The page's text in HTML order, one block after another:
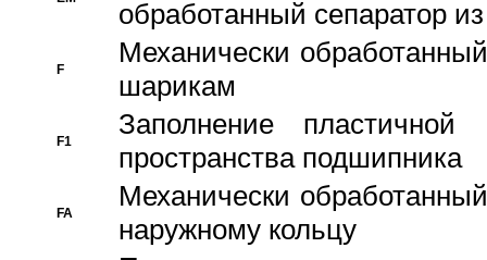
обработанный сепаратор
F
Механически
шарикам
F1
Заполнение
пространства подшипника
FA
Механически
наружному кольцу